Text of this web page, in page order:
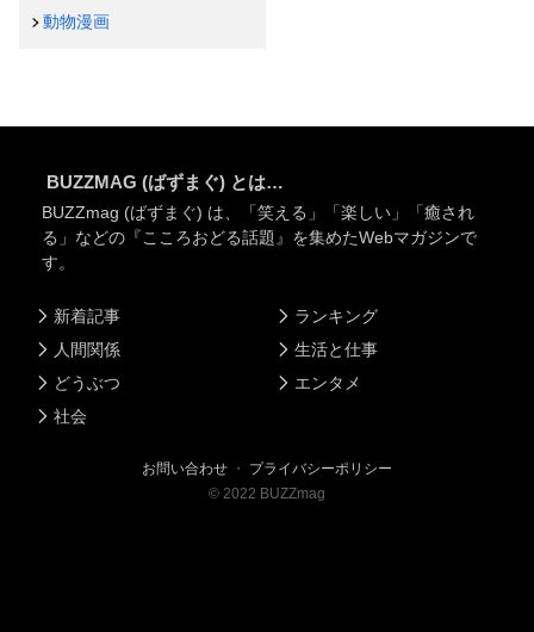
動物漫画
BUZZMAG (ばずまぐ) とは…
BUZZmag (ばずまぐ) は、「笑える」「楽しい」「癒され
る」などの『こころおどる話題』を集めたWebマガジンで
す。
新着記事
人間関係
どうぶつ
社会
ランキング
生活と仕事
エンタメ
お問い合わせ ・ プライバシーポリシー
© 2022 BUZZmag